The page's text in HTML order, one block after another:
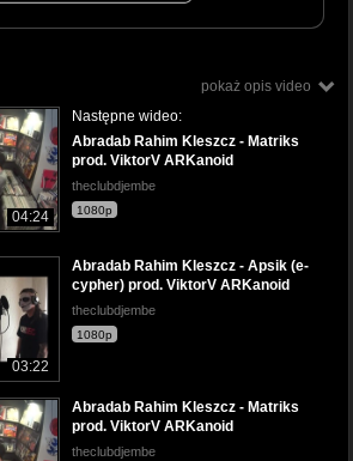
pokaż opis video
04:24
Następne wideo:
Abradab Rahim Kleszcz - Matriks
prod. ViktorV ARKanoid
theclubdjembe
1080p
03:22
Abradab Rahim Kleszcz - Apsik (e-
cypher) prod. ViktorV ARKanoid
theclubdjembe
1080p
Abradab Rahim Kleszcz - Matriks
prod. ViktorV ARKanoid
theclubdjembe